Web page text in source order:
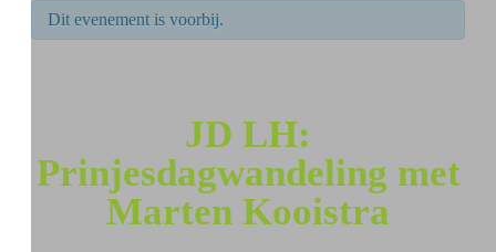
Dit evenement is voorbij.
JD LH:
Prinjesdagwandeling met
Marten Kooistra